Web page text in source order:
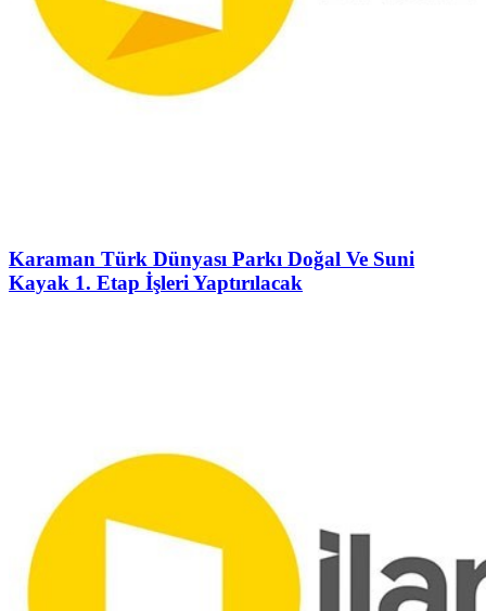
Karaman Türk Dünyası Parkı Doğal Ve Suni
Kayak 1. Etap İşleri Yaptırılacak